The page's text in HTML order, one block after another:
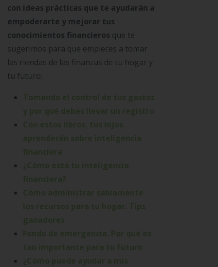
con ideas prácticas que te ayudarán a
empoderarte y mejorar tus
conocimientos financieros que te
sugerimos para que empieces a tomar
las riendas de las finanzas de tu hogar y
tu futuro: